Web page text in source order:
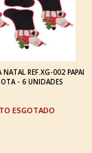
NATAL REF.XG-002 PAPAI
- 6 UNIDADES
ESGOTADO